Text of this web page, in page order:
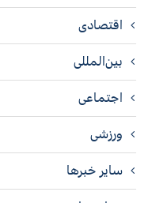
اقتصادی
بین‌المللی
اجتماعی
ورزشی
سایر خبرها